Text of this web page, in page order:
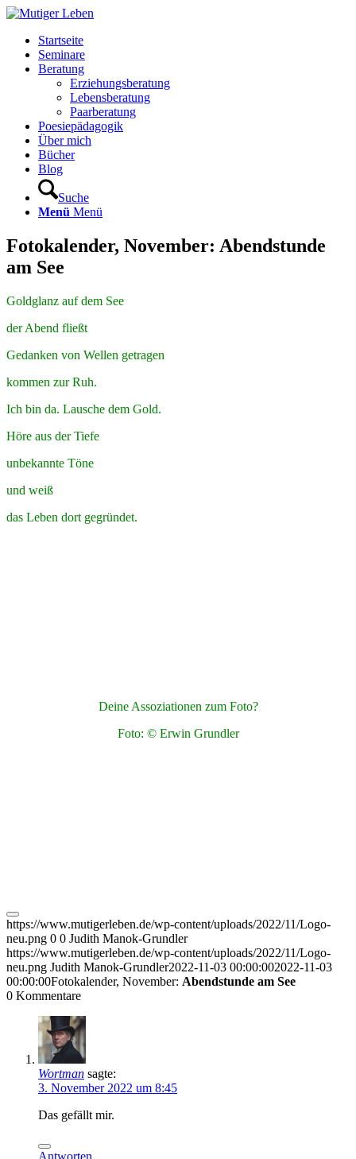
Startseite
Seminare
Beratung
Erziehungsberatung
Lebensberatung
Paarberatung
Poesiepädagogik
Über mich
Bücher
Blog
Suche
Menü Menü
Fotokalender, November: Abendstunde
am See
Goldglanz auf dem See
der Abend fließt
Gedanken von Wellen getragen
kommen zur Ruh.
Ich bin da. Lausche dem Gold.
Höre aus der Tiefe
unbekannte Töne
und weiß
das Leben dort gegründet.
Deine Assoziationen zum Foto?
Foto: © Erwin Grundler
https://www.mutigerleben.de/wp-content/uploads/2022/11/Logo-
neu.png 0 0 Judith Manok-Grundler
https://www.mutigerleben.de/wp-content/uploads/2022/11/Logo-
neu.png Judith Manok-Grundler2022-11-03 00:00:002022-11-03
00:00:00Fotokalender, November: Abendstunde am See
0 Kommentare
Wortman sagte:
3. November 2022 um 8:45
Das gefällt mir.
Antworten